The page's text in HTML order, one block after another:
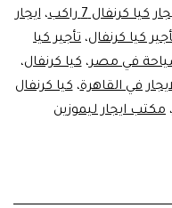
كيا كرنفال 7 راكب ،ايجار
كيا كرنفال، تأجير كيا
في مصر،كيا كرنفال،
في القاهرة،كيا كرنفال
، مكتب ايجار ليموزين